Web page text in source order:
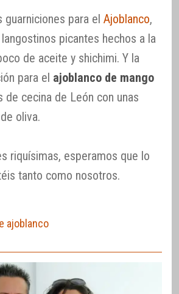
guarniciones para el Ajoblanco,
picantes hechos a la
de aceite y shichimi. Y la
para el ajoblanco de mango
de cecina de León con unas
oliva.
riquísimas, esperamos que lo
tanto como nosotros.
ajoblanco